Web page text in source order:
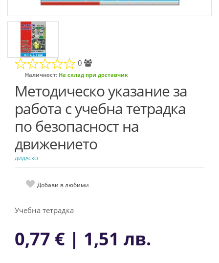
0
Наличност: На склад при доставчик
Методическо указание за
работа с учебна тетрадка
по безопасност на
движението
ДИДАСКО
Добави в любими
Учебна тетрадка
0,77 € | 1,51 лв.